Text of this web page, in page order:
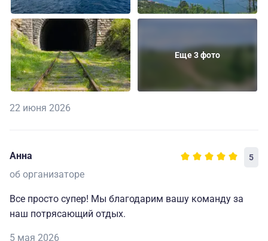
Еще 3 фото
22 июня 2026
Анна 5
об организаторе
Все просто супер! Мы благодарим вашу команду за
наш потрясающий отдых.
5 мая 2026